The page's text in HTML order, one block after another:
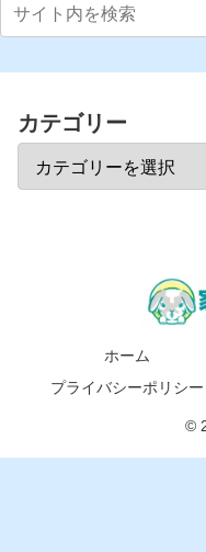
カテゴリー
ホーム
プライバシーポリシー
©